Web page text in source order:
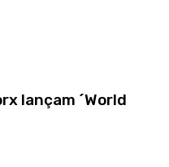
lançam ´World